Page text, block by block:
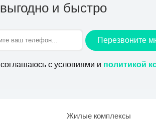
и быстро
Перезвоните
с условиями и политикой
Жилые комплексы